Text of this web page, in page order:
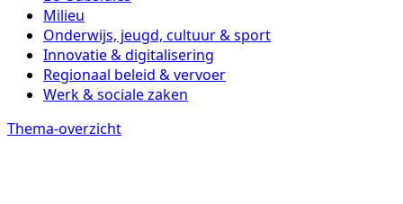
Milieu
Onderwijs, jeugd, cultuur & sport
Innovatie & digitalisering
Regionaal beleid & vervoer
Werk & sociale zaken
Thema-overzicht